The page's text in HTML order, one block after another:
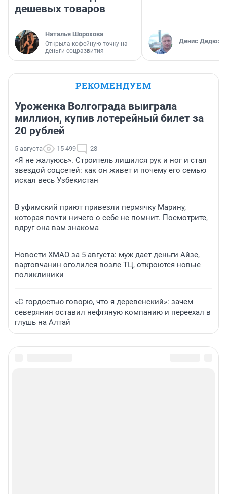
дешевых товаров
Наталья Шорохова
Открыла кофейную точку на
деньги соцразвития
Денис
РЕКОМЕНДУЕМ
Уроженка Волгограда выиграла
миллион, купив лотерейный билет за
20 рублей
5 августа 15 499 28
«Я не жалуюсь». Строитель лишился рук и ног и стал
звездой соцсетей: как он живет и почему его семью
искал весь Узбекистан
В уфимский приют привезли пермячку Марину,
которая почти ничего о себе не помнит. Посмотрите,
вдруг она вам знакома
Новости ХМАО за 5 августа: муж дает деньги Айзе,
вартовчанин оголился возле ТЦ, откроются новые
поликлиники
«С гордостью говорю, что я деревенский»: зачем
северянин оставил нефтяную компанию и переехал в
глушь на Алтай